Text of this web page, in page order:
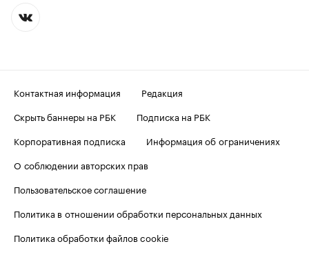
Контактная информация
Редакция
Скрыть баннеры на РБК
Подписка на РБК
Корпоративная подписка
Информация об ограничениях
О соблюдении авторских прав
Пользовательское соглашение
Политика в отношении обработки персональных данных
Политика обработки файлов cookie